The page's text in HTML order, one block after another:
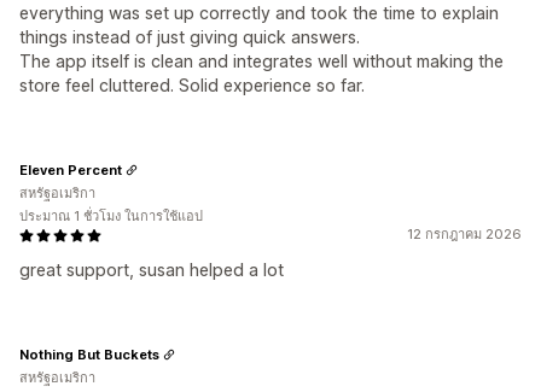
everything was set up correctly and took the time to explain
things instead of just giving quick answers.
The app itself is clean and integrates well without making the
store feel cluttered. Solid experience so far.
12 กรกฎาคม 2026
great support, susan helped a lot
Eleven Percent
สหรัฐอเมริกา
ประมาณ 1 ชั่วโมง ในการใช้แอป
Nothing But Buckets
สหรัฐอเมริกา